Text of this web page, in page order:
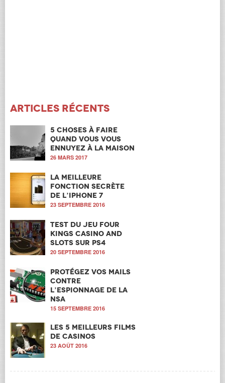
Articles récents
5 choses à faire
quand vous vous
ennuyez à la maison
26 MARS 2017
La meilleure
fonction secrète
de l’iPhone 7
23 SEPTEMBRE 2016
Test du jeu Four
Kings Casino and
Slots sur PS4
20 SEPTEMBRE 2016
Protégez vos mails
contre
l’espionnage de la
NSA
15 SEPTEMBRE 2016
Les 5 meilleurs films
de casinos
23 AOÛT 2016